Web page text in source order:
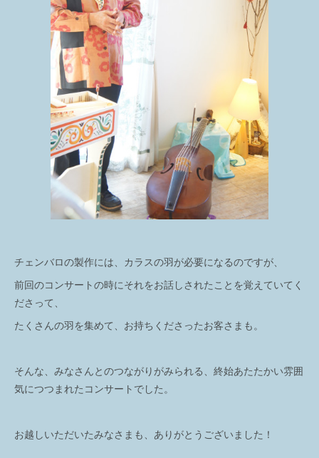
チェンバロの製作には、カラスの羽が必要になるのですが、
前回のコンサートの時にそれをお話しされたことを覚えていてく
ださって、
たくさんの羽を集めて、お持ちくださったお客さまも。
そんな、みなさんとのつながりがみられる、終始あたたかい雰囲
気につつまれたコンサートでした。
お越しいただいたみなさまも、ありがとうございました！